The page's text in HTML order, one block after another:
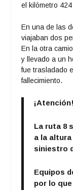
el kilómetro
En una de las
viajaban dos
En la otra
y llevado a un
fue trasladado
fallecimiento.
¡Atención!
La ruta 8
a la
siniestro
Equipos
por lo